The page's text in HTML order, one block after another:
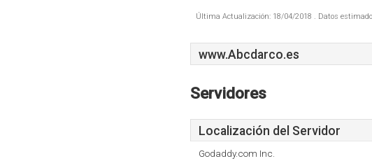
Última Actualización: 18/04/2018 . Datos
www.Abcdarco.es
Servidores
Localización del Servidor
Godaddy.com Inc.